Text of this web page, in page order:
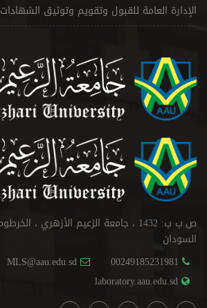
الإدارة العامة للقبول وتقويم وتوثيق الشهادات
السودان
00249185231981
MLS@aau.edu.sd
laboratory.aau.edu.sd